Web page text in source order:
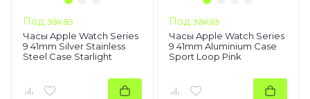
Под заказ
Часы Apple Watch Series
9 41mm Silver Stainless
Steel Case Starlight
Под заказ
Часы Apple Watch Series
9 41mm Aluminium Case
Sport Loop Pink